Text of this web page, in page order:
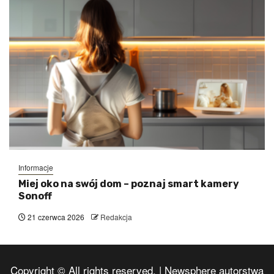
Informacje
Miej oko na swój dom – poznaj smart kamery
Sonoff
21 czerwca 2026 Redakcja
Copyright © All rights reserved. | Newsphere autorstwa